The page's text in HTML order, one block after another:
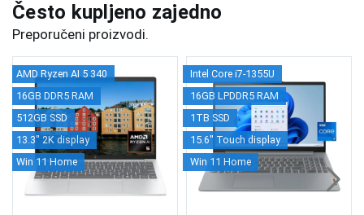
Često kupljeno zajedno
Preporučeni proizvodi.
AMD Ryzen AI 5 340
16GB DDR5 RAM
512GB SSD
13.3" 2K display
Win 11 Home
Intel Core i7-1355U
16GB LPDDR5 RAM
1TB SSD
15.6" Touch display
Win 11 Home